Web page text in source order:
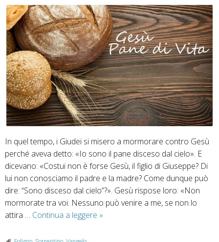
O.
anno
B
Gv
6,
52-
59
In quel tempo, i Giudei si misero a mormorare contro Gesù
perché aveva detto: «Io sono il pane disceso dal cielo». E
dicevano: «Costui non è forse Gesù, il figlio di Giuseppe? Di
lui non conosciamo il padre e la madre? Come dunque può
dire: “Sono disceso dal cielo”?». Gesù rispose loro: «Non
mormorate tra voi. Nessuno può venire a me, se non lo
attira … Continua a leggere 11
»